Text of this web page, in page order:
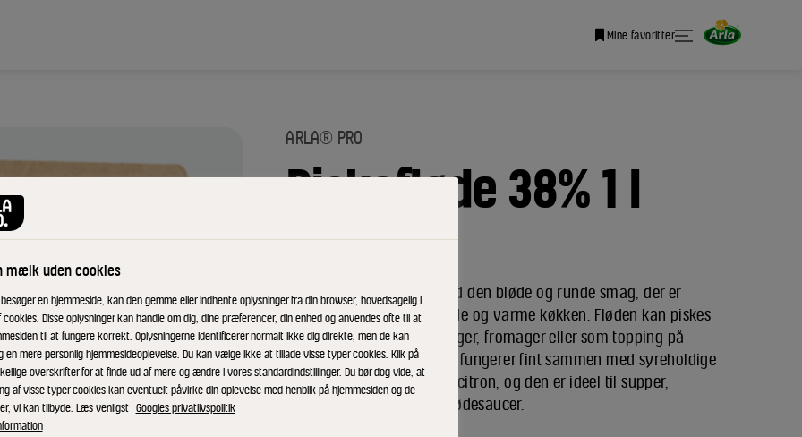
Mine favoritter
ARLA® PRO
Piskefløde 38% 1 l
ID: 16583 15x1 l
Frisk dansk piskefløde med den bløde og runde smag, der er
anvendelig i både det kolde og varme køkken. Fløden kan piskes
og anvendes i f.eks. lagkager, fromager eller som topping på
varme drikke. Piskefløden fungerer fint sammen med syreholdige
produkter som sennep og citron, og den er ideel til supper,
pastaretter og klassiske flødesaucer.
mælk uden cookies
en hjemmeside, kan den gemme eller indhente oplysninger fra din browser, hovedsagelig i
cookies. Disse oplysninger kan handle om dig, dine præferencer, din enhed og anvendes ofte til at
til at fungere korrekt. Oplysningerne identificerer normalt ikke dig direkte, men de kan
en mere personlig hjemmesideoplevelse. Du kan vælge ikke at tillade visse typer cookies. Klik på
overskrifter for at finde ud af mere og ændre i vores standardindstillinger. Du bør dog vide, at
af visse typer cookies kan eventuelt påvirke din oplevelse med henblik på hjemmesiden og de
vi kan tilbyde. Læs venligst Googles privatlivspolitik